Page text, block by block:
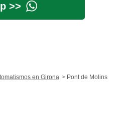
>>
en Girona Pont de Molins